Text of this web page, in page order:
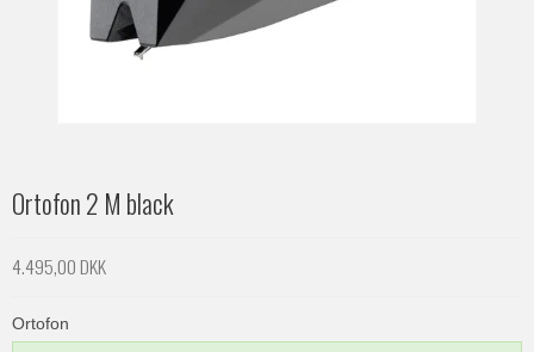
Ortofon 2 M black
4.495,00 DKK
Ortofon